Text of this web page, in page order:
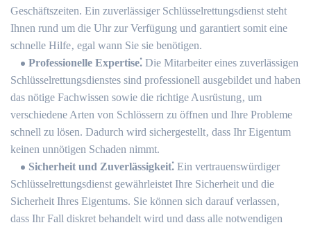
Geschäftszeiten.​ Ein zuverlässiger Schlüsselrettungsdienst steht
Ihnen rund um die Uhr zur Verfügung und garantiert somit eine
schnelle Hilfe‚ egal wann Sie sie benötigen.​
Professionelle Expertise⁚ Die Mitarbeiter eines zuverlässigen
Schlüsselrettungsdienstes sind professionell ausgebildet und haben
das nötige Fachwissen sowie die richtige Ausrüstung‚ um
verschiedene Arten von Schlössern zu öffnen und Ihre Probleme
schnell zu lösen.​ Dadurch wird sichergestellt‚ dass Ihr Eigentum
keinen unnötigen Schaden nimmt.​
Sicherheit und Zuverlässigkeit⁚ Ein vertrauenswürdiger
Schlüsselrettungsdienst gewährleistet Ihre Sicherheit und die
Sicherheit Ihres Eigentums. Sie können sich darauf verlassen‚
dass Ihr Fall diskret behandelt wird und dass alle notwendigen